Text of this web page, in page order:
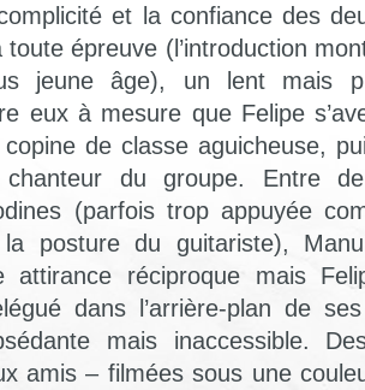
et la confiance des
toute épreuve (l’introduction
jeune âge), un lent mais
eux à mesure que Felipe
de classe aguicheuse,
du groupe. Entre
(parfois trop appuyée
posture du guitariste),
attirance réciproque mais
dans l’arrière-plan de
mais inaccessible.
amis – filmées sous une